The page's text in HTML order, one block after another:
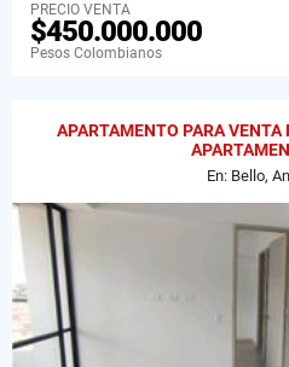
PRECIO VENTA
$450.000.000
Pesos Colombianos
APARTAMENTO PARA VENTA
En: Bello,